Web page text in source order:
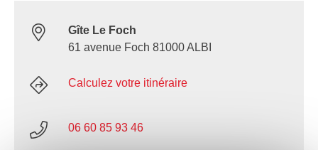
Gîte Le Foch
61 avenue Foch 81000 ALBI
Calculez votre itinéraire
06 60 85 93 46